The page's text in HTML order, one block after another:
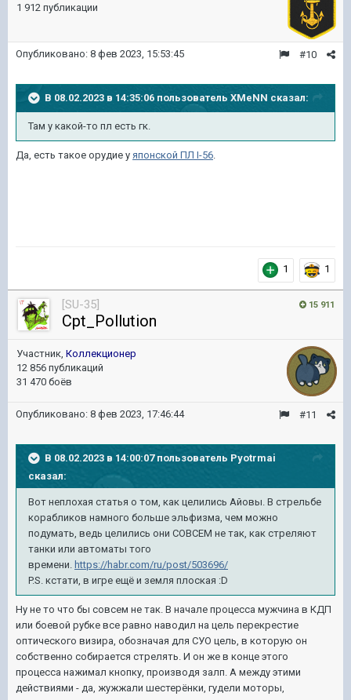
1 912 публикации
#10
Опубликовано: 8 фев 2023, 15:53:45
В 08.02.2023 в 14:35:06 пользователь XMeNN сказал:
Там у какой-то пл есть гк.
Да, есть такое орудие у японской ПЛ I-56.
1 1
15 911
[SU-35]
Cpt_Pollution
Участник, Коллекционер
12 856 публикаций
31 470 боёв
#11
Опубликовано: 8 фев 2023, 17:46:44
В 08.02.2023 в 14:00:07 пользователь Pyotrmai
сказал:
Вот неплохая статья о том, как целились Айовы. В стрельбе
корабликов намного больше эльфизма, чем можно
подумать, ведь целились они СОВСЕМ не так, как стреляют
танки или автоматы того
времени. https://habr.com/ru/post/503696/
P.S. кстати, в игре ещё и земля плоская :D
Ну не то что бы совсем не так. В начале процесса мужчина в КДП
или боевой рубке все равно наводил на цель перекрестие
оптического визира, обозначая для СУО цель, в которую он
собственно собирается стрелять. И он же в конце этого
процесса нажимал кнопку, производя залп. А между этими
действиями - да, жужжали шестерёнки, гудели моторы,